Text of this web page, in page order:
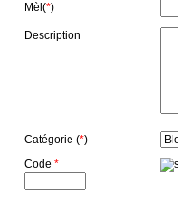
Mèl(*)
Description
Catégorie (*)
Code *